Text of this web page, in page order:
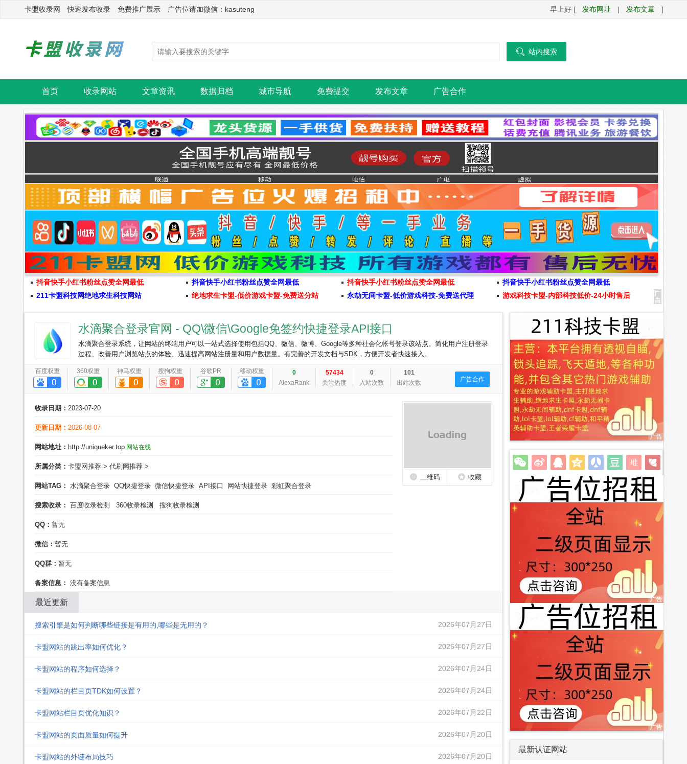
卡盟收录网 快速发布收录 免费推广展示 广告位请加微信：kasuteng 早上好 [ 发布网址 | 发布文章 ]
 站内搜索
首页 收录网站 文章资讯 数据归档 城市导航 免费提交 发布文章 广告合作
抖音快手小红书粉丝点赞全网最低 抖音快手小红书粉丝点赞全网最低 抖音快手小红书粉丝点赞全网最低
抖音快手小红书粉丝点赞全网最低
211卡盟科技网绝地求生科技网站
绝地求生卡盟-低价游戏卡盟-免费送分站 永劫无间卡盟-低价游戏科技-免费送代理 游戏科技卡盟-内部科技低价-24小时售后
水滴聚合登录官网 - QQ\微信\Google免签约快捷登录API接口
水滴聚合登录系统，让网站的终端用户可以一站式选择使用包括QQ、微信、微博、Google等多种社会化帐号登录该站点。简化用户注册登录
过程、改善用户浏览站点的体验、迅速提高网站注册量和用户数据量。有完善的开发文档与SDK，方便开发者快速接入。
百度权重 360权重 神马权重 搜狗权重 谷歌PR 移动权重
0
AlexaRank
57434
关注热度
0
入站次数
101
出站次数
广告合作
收录日期： 2023-07-20
更新日期： 2026-08-07
网站地址： http://uniqueker.top 网站在线
所属分类： 卡盟网推荐 > 代刷网推荐 >
网站TAG： 水滴聚合登录 QQ快捷登录 微信快捷登录 API接口 网站快捷登录 彩虹聚合登录
搜索收录： 百度收录检测 360收录检测 搜狗收录检测
QQ： 暂无
微信： 暂无
QQ群： 暂无
备案信息： 没有备案信息
二维码 收藏
最近更新
搜索引擎是如何判断哪些链接是有用的,哪些是无用的？ 2026年07月27日
卡盟网站的跳出率如何优化？ 2026年07月27日
卡盟网站的程序如何选择？ 2026年07月24日
卡盟网站的栏目页TDK如何设置？ 2026年07月24日
卡盟网站栏目页优化知识？ 2026年07月22日
卡盟网站的页面质量如何提升 2026年07月20日
卡盟网站的外链布局技巧 2026年07月20日
最新认证网站